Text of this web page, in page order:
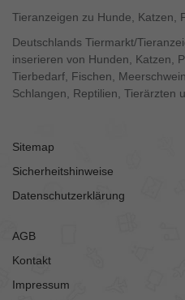
Tieranzeigen zu Hunde, Katzen,
Deutschlands Tiermarkt/
inserieren von Hunden, Katzen,
Tierbedarf, Fischen,
Schlangen, Reptilien, Tierärzten
Sitemap
Sicherheitshinweise
Datenschutzerklärung
AGB
Kontakt
Impressum